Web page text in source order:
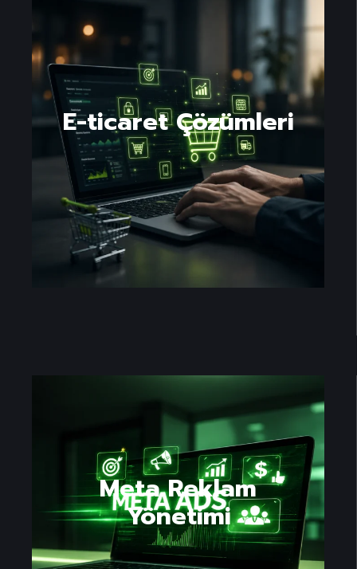
E-ticaret Çözümleri
Meta Reklam
Yönetimi